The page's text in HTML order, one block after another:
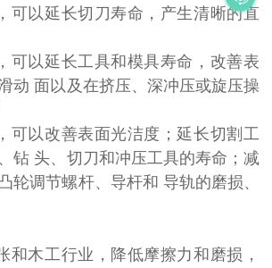
可以延长切刀寿命，产生清晰的直
可以延长工具和模具寿命，改善表
动 面以及在挤压、深冲压或旋压操
可以改善表面光洁度；延长切割工
钻 头、切刀和冲压工具的寿命；减
轮调节螺杆、导杆和 导轨的磨损、
和木工行业，降低摩擦力和磨损，